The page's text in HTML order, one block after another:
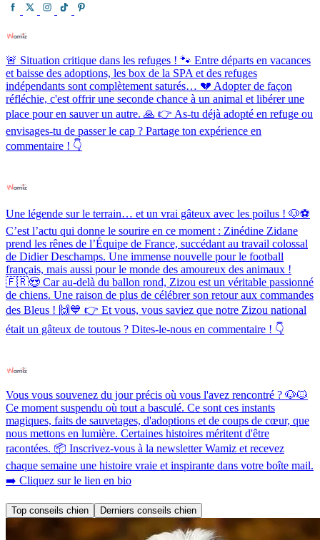
🚨 Situation critique dans les refuges ! 🐾 Entre départs en vacances
et baisse des adoptions, les box de la SPA et des refuges
indépendants sont complètement saturés… 💔 Adopter de façon
réfléchie, c'est offrir une seconde chance à un animal et libérer une
place pour en sauver un autre. 🙏 👉 As-tu déjà adopté en refuge ou
envisages-tu de passer le cap ? Partage ton expérience en
commentaire ! 👇
Une légende sur le terrain… et un vrai gâteux avec les poilus ! 🐶⚽️
C’est l’actu qui donne le sourire en ce moment : Zinédine Zidane
prend les rênes de l’Équipe de France, succédant au travail colossal
de Didier Deschamps. Une immense nouvelle pour le football
français, mais aussi pour le monde des amoureux des animaux !
🇫🇷😍 Car au-delà du ballon rond, Zizou est un véritable passionné
de chiens. Une raison de plus de célébrer son retour aux commandes
des Bleus ! 🙌💙 👉 Et vous, vous saviez que notre Zizou national
était un gâteux de toutous ? Dites-le-nous en commentaire ! 👇
Vous vous souvenez du jour précis où vous l'avez rencontré ? 🐶🐱
Ce moment suspendu où tout a basculé. Ce sont ces instants
magiques, faits de sauvetages, d'adoptions et de coups de cœur, que
nous mettons en lumière. Certaines histoires méritent d'être
racontées. 📦 Inscrivez-vous à la newsletter Wamiz et recevez
chaque semaine une histoire vraie et inspirante dans votre boîte mail.
➡️ Cliquez sur le lien en bio
Top conseils chien Derniers conseils chien